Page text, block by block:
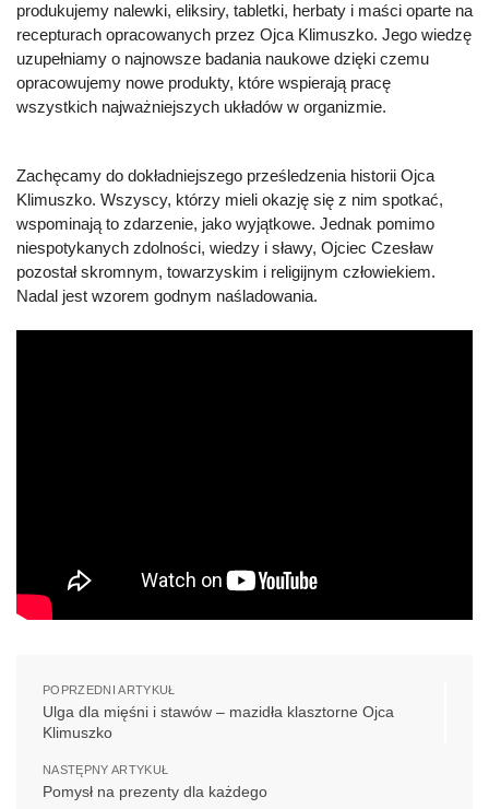
produkujemy nalewki, eliksiry, tabletki, herbaty i maści oparte na
recepturach opracowanych przez Ojca Klimuszko. Jego wiedzę
uzupełniamy o najnowsze badania naukowe dzięki czemu
opracowujemy nowe produkty, które wspierają pracę
wszystkich najważniejszych układów w organizmie.
Zachęcamy do dokładniejszego prześledzenia historii Ojca
Klimuszko. Wszyscy, którzy mieli okazję się z nim spotkać,
wspominają to zdarzenie, jako wyjątkowe. Jednak pomimo
niespotykanych zdolności, wiedzy i sławy, Ojciec Czesław
pozostał skromnym, towarzyskim i religijnym człowiekiem.
Nadal jest wzorem godnym naśladowania.
POPRZEDNI ARTYKUŁ
Ulga dla mięśni i stawów – mazidła klasztorne Ojca
Klimuszko
NASTĘPNY ARTYKUŁ
Pomysł na prezenty dla każdego